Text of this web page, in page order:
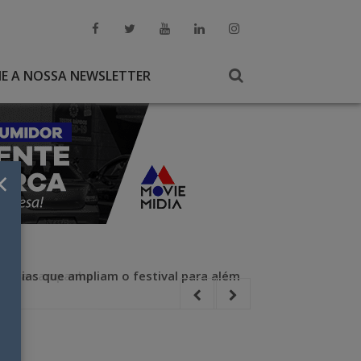
A NOSSA NEWSLETTER
campanha
que ampliam o festival para além